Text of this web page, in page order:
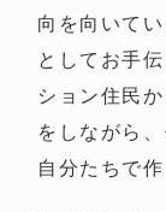
向を向いて
としてお手
ション住民
をしながら
自分たちで